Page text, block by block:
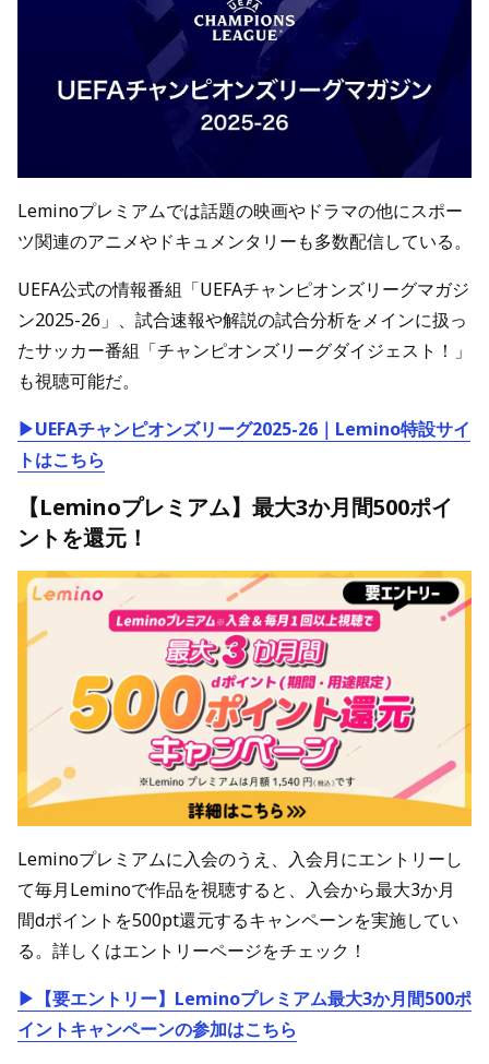
Leminoプレミアムでは話題の映画やドラマの他にスポー
ツ関連のアニメやドキュメンタリーも多数配信している。
UEFA公式の情報番組「UEFAチャンピオンズリーグマガジ
ン2025-26」、試合速報や解説の試合分析をメインに扱っ
たサッカー番組「チャンピオンズリーグダイジェスト！」
も視聴可能だ。
▶UEFAチャンピオンズリーグ2025-26｜Lemino特設サイ
トはこちら
【Leminoプレミアム】最大3か月間500ポイ
ントを還元！
Leminoプレミアムに入会のうえ、入会月にエントリーし
て毎月Leminoで作品を視聴すると、入会から最大3か月
間dポイントを500pt還元するキャンペーンを実施してい
る。詳しくはエントリーページをチェック！
▶【要エントリー】Leminoプレミアム最大3か月間500ポ
イントキャンペーンの参加はこちら